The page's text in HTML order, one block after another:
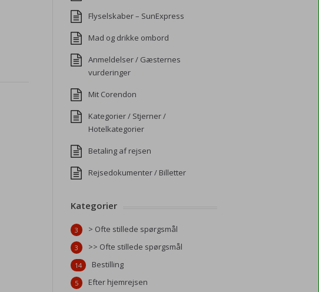
Flyselskaber – SunExpress
Mad og drikke ombord
Anmeldelser / Gæsternes
vurderinger
Mit Corendon
Kategorier / Stjerner /
Hotelkategorier
Betaling af rejsen
Rejsedokumenter / Billetter
Kategorier
> Ofte stillede spørgsmål
3
>> Ofte stillede spørgsmål
3
Bestilling
14
Efter hjemrejsen
5